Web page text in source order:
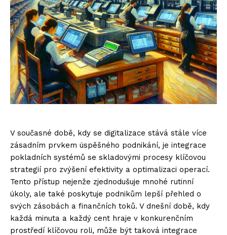
V současné době, kdy se digitalizace stává stále více
zásadním prvkem úspěšného podnikání, je integrace
pokladních systémů se skladovými procesy klíčovou
strategií pro zvýšení efektivity a optimalizaci operací.
Tento přístup nejenže zjednodušuje mnohé rutinní
úkoly, ale také poskytuje podnikům lepší přehled o
svých zásobách a finančních toků. V dnešní době, kdy
každá minuta a každý cent hraje v konkurenčním
prostředí klíčovou roli, může být taková integrace